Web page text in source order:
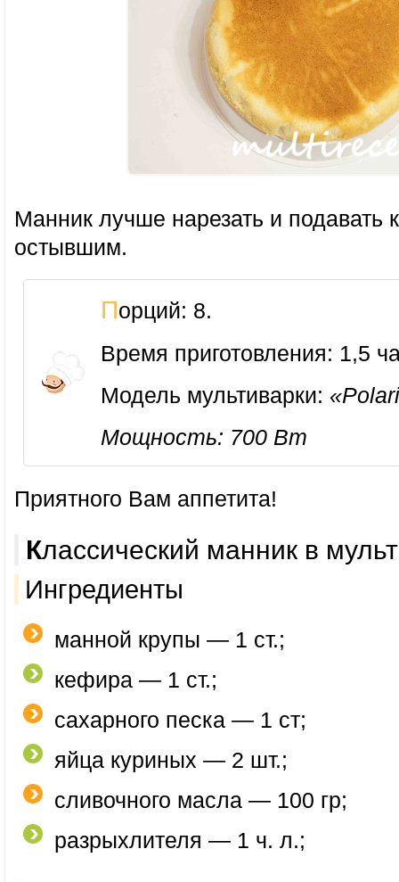
Манник лучше нарезать и подавать
остывшим.
Порций: 8.
Время приготовления: 1,5
Модель мультиварки:
Мощность: 700 Вт
Приятного Вам аппетита!
Классический манник в
Ингредиенты
манной крупы — 1 ст.;
кефира — 1 ст.;
сахарного песка — 1 ст;
яйца куриных — 2 шт.;
сливочного масла — 100 гр;
разрыхлителя — 1 ч. л.;